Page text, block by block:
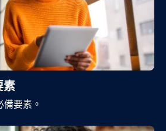
素
要素。